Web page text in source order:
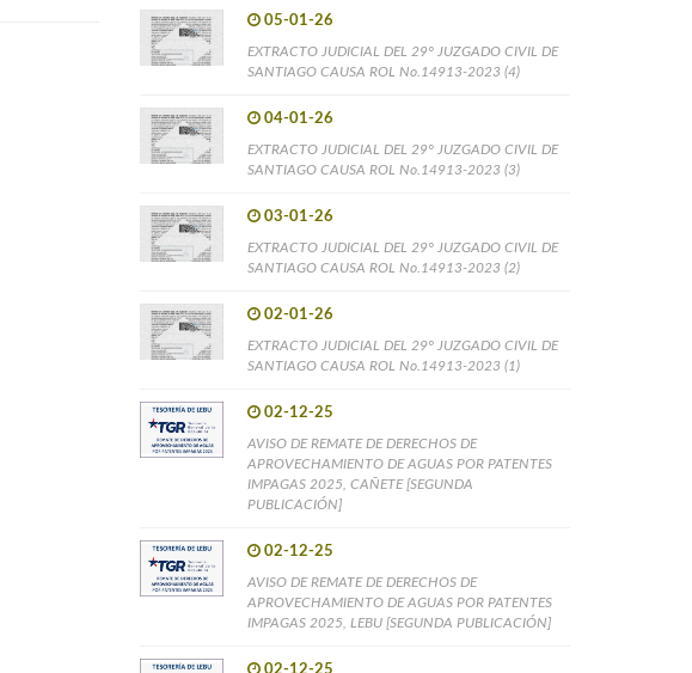
05-01-26
EXTRACTO JUDICIAL DEL 29° JUZGADO CIVIL DE
SANTIAGO CAUSA ROL No.14913-2023 (4)
04-01-26
EXTRACTO JUDICIAL DEL 29° JUZGADO CIVIL DE
SANTIAGO CAUSA ROL No.14913-2023 (3)
03-01-26
EXTRACTO JUDICIAL DEL 29° JUZGADO CIVIL DE
SANTIAGO CAUSA ROL No.14913-2023 (2)
02-01-26
EXTRACTO JUDICIAL DEL 29° JUZGADO CIVIL DE
SANTIAGO CAUSA ROL No.14913-2023 (1)
02-12-25
AVISO DE REMATE DE DERECHOS DE
APROVECHAMIENTO DE AGUAS POR PATENTES
IMPAGAS 2025, CAÑETE [SEGUNDA
PUBLICACIÓN]
02-12-25
AVISO DE REMATE DE DERECHOS DE
APROVECHAMIENTO DE AGUAS POR PATENTES
IMPAGAS 2025, LEBU [SEGUNDA PUBLICACIÓN]